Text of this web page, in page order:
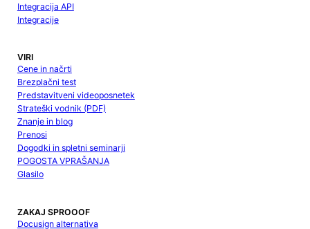
Integracija API
Integracije
VIRI
Cene in načrti
Brezplačni test
Predstavitveni videoposnetek
Strateški vodnik (PDF)
Znanje in blog
Prenosi
Dogodki in spletni seminarji
POGOSTA VPRAŠANJA
Glasilo
ZAKAJ SPROOOF
Docusign alternativa